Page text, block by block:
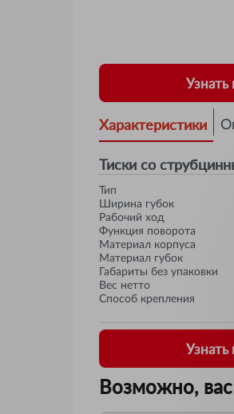
Узнать
Характеристики
Тиски со
Тип
Ширина губок
Рабочий ход
Функция поворота
Материал корпуса
Материал губок
Габариты без упаковки
Вес нетто
Способ крепления
Узнать
Возможно, вас